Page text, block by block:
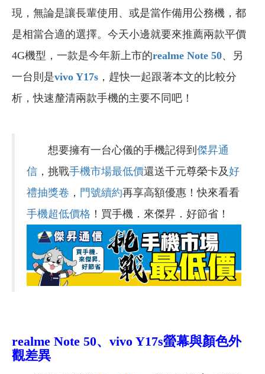
現，無論是讓長輩使用、或是當作備用公務機，都
是相當合適的選擇。今天小邊就要來推薦兩款平價
4G機型，一款是今年新上市的realme Note 50、另
一台則是vivo Y17s ，趕快一起跟著本文的比較分
析，快速釐清兩款手機的主要不同吧！
想要擁有一台心儀的手機記得到 傑昇通
信 ，挑戰手機市場最低價還送千元尊榮卡及好
禮抽獎卷 ， 門號續約再享高額優惠！快來看看
手機超低價格 ！買手機．來傑昇．好節省！
realme Note 50、vivo Y17s螢幕與顏色外
觀差異